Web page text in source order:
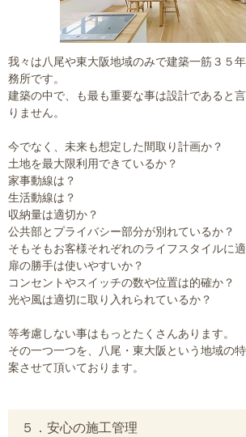
我々は八尾や東大阪地域のみで建築一筋３５
務所です。
建築の中で、も最も重要な事は設計であると
りません。
今でなく、未来も想定した間取り計画か？
土地を最大限利用できているか？
家事動線は？
生活動線は？
収納量は適切か？
公共部とプライバシー部分が別れているか？
そもそもお客様それぞれのライフスタイルに
扉の勝手は使いやすいか？
コンセントやスイッチの数や位置は的確か？
光や風は適切に取り入れられているか？
等考慮しない事はもっとたくさんあります。
その一つ一つを、八尾・東大阪という地域の
案させて頂いております。
５．安心の施工管理